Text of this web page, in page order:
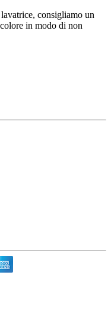
consigliamo un
in modo di non